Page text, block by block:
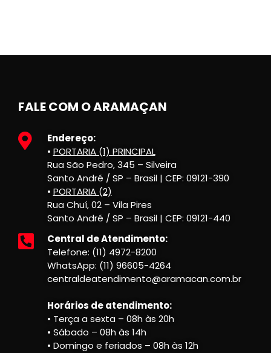
FALE COM O ARAMAÇAN
Endereço:
• PORTARIA (1) PRINCIPAL
Rua São Pedro, 345 – Silveira
Santo André / SP – Brasil | CEP: 09121-390
• PORTARIA (2)
Rua Chuí, 02 – Vila Pires
Santo André / SP – Brasil | CEP: 09121-440
Central de Atendimento:
Telefone: (11) 4972-8200
WhatsApp: (11) 96605-4264
centraldeatendimento@aramacan.com.br
Horários de atendimento:
• Terça a sexta – 08h às 20h
• Sábado – 08h às 14h
• Domingo e feriados – 08h às 12h